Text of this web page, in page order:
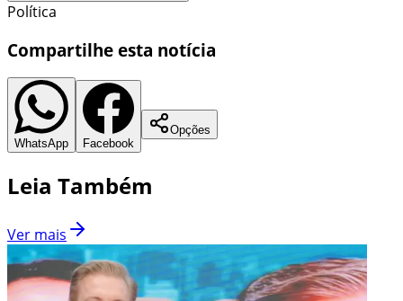
Política
Compartilhe esta notícia
WhatsApp Facebook
Opções
Leia Também
Ver mais